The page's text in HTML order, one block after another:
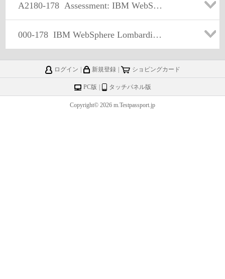
A2180-178 Assessment: IBM WebSphere Lombardi Edition V7.2, BPM Development
000-178 IBM WebSphere Lombardi Edition V7.2, BPM Development
ログイン 新規登録 ショピングカード
PC版 タッチパネル版
Copyright© 2026 m.Testpassport.jp